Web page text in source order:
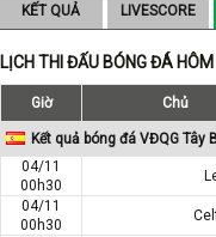
KẾT QUẢ LIVESCORE
LỊCH THI ĐẤU BÓNG ĐÁ
Giờ Chủ
Kết quả bóng đá VĐQG Tây
04/11
00h30
04/11
00h30